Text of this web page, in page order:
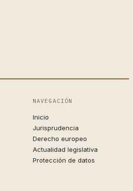
NAVEGACIÓN
Inicio
Jurisprudencia
Derecho europeo
Actualidad legislativa
Protección de datos